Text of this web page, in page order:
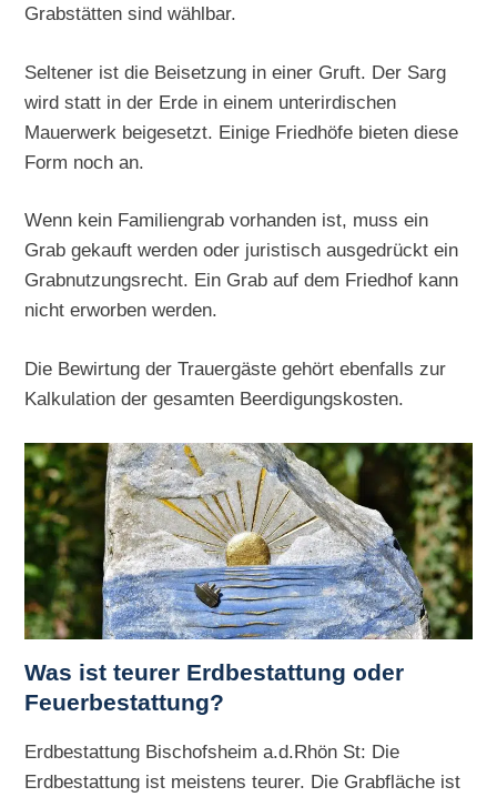
Grabstätten sind wählbar.
Seltener ist die Beisetzung in einer Gruft. Der Sarg
wird statt in der Erde in einem unterirdischen
Mauerwerk beigesetzt. Einige Friedhöfe bieten diese
Form noch an.
Wenn kein Familiengrab vorhanden ist, muss ein
Grab gekauft werden oder juristisch ausgedrückt ein
Grabnutzungsrecht. Ein Grab auf dem Friedhof kann
nicht erworben werden.
Die Bewirtung der Trauergäste gehört ebenfalls zur
Kalkulation der gesamten Beerdigungskosten.
Was ist teurer Erdbestattung oder
Feuerbestattung?
Erdbestattung Bischofsheim a.d.Rhön St: Die
Erdbestattung ist meistens teurer. Die Grabfläche ist